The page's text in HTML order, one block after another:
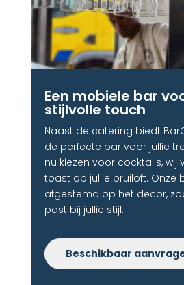
Een mobiele bar
stijlvolle touch​
Naast de catering biedt
de perfecte bar voor jullie
nu kiezen voor cocktails, wij
toast op jullie bruiloft. Onze
afgestemd op het decor,
past bij jullie stijl.
Beschikbaar